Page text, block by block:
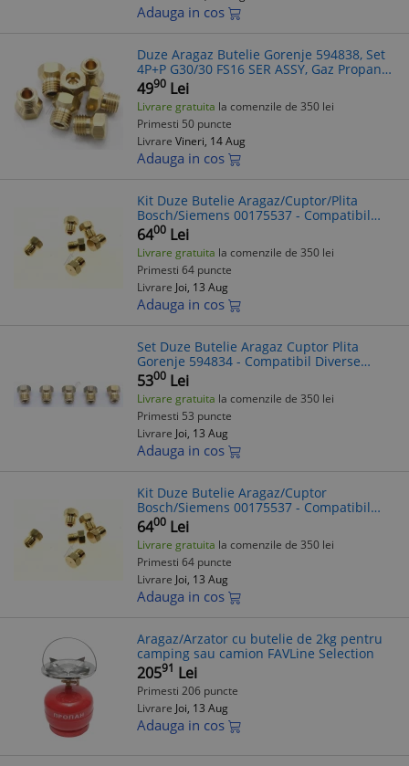
Adauga in cos
Duze Aragaz Butelie Gorenje 594838, Set
4P+P G30/30 FS16 SER ASSY, Gaz Propan
Butan
4990 Lei
Livrare gratuita la comenzile de 350 lei
Primesti 50 puncte
Livrare Vineri, 14 Aug
Adauga in cos
Kit Duze Butelie Aragaz/Cuptor/Plita
Bosch/Siemens 00175537 - Compatibil
Diverse Modele
6400 Lei
Livrare gratuita la comenzile de 350 lei
Primesti 64 puncte
Livrare Joi, 13 Aug
Adauga in cos
Set Duze Butelie Aragaz Cuptor Plita
Gorenje 594834 - Compatibil Diverse
Modele
5300 Lei
Livrare gratuita la comenzile de 350 lei
Primesti 53 puncte
Livrare Joi, 13 Aug
Adauga in cos
Kit Duze Butelie Aragaz/Cuptor
Bosch/Siemens 00175537 - Compatibil
Diverse Modele
6400 Lei
Livrare gratuita la comenzile de 350 lei
Primesti 64 puncte
Livrare Joi, 13 Aug
Adauga in cos
Aragaz/Arzator cu butelie de 2kg pentru
camping sau camion FAVLine Selection
20591 Lei
Primesti 206 puncte
Livrare Joi, 13 Aug
Adauga in cos